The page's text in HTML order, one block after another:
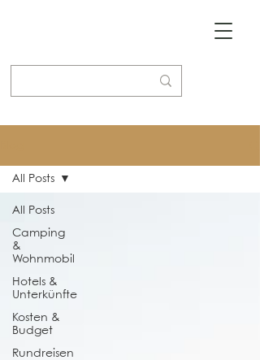
All Posts
Camping
&
Wohnmobil
Hotels &
Unterkünfte
Kosten &
Budget
Rundreisen
All Posts